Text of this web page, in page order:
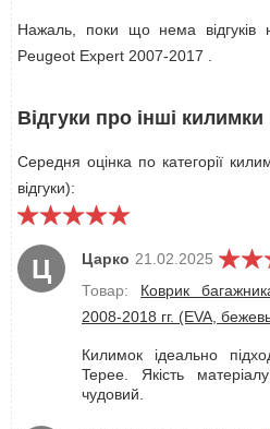
Нажаль, поки що нема
Peugeot Expert 2007-2017 .
Відгуки про інші
Середня оцінка по категорії
відгуки):
Ц Царко 21.02.2025
Товар: Коврик
2008-2018 гг. (EVA,
Килимок ідеально
Tepee. Якість
чудовий.